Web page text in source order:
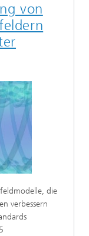
von
die
verbessern